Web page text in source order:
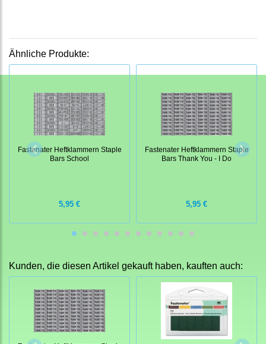
Ähnliche Produkte:
Fastenater Heftklammern Staple
Bars School
5,95 €
Fastenater Heftklammern Staple
Bars Thank You - I Do
5,95 €
Kunden, die diesen Artikel gekauft haben, kauften auch: